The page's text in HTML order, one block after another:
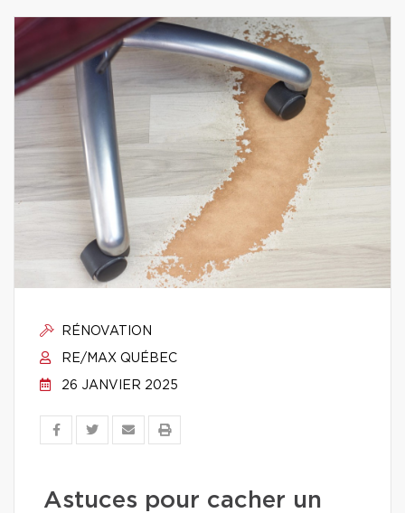
RÉNOVATION
RE/MAX QUÉBEC
26 JANVIER 2025
Astuces pour cacher un